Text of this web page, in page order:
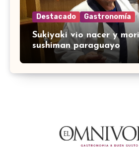
Destacado Gastronomía
Sukiyaki vio nacer y
sushiman paraguayo